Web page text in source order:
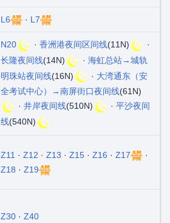
L6 · L7
N20 · 香洲港夜间区间线(11N)
·
长隆夜间线(14N) · 海虹总站→城轨
明珠站夜间线(16N) · 大湾通东（安
全考试中心）→南屏街口夜间线(61N)
· 井岸夜间线(510N) · 平沙夜间
线(540N)
Z11 · Z12 · Z13 · Z15 · Z16 · Z17
·
Z18 · Z19
Z30 · Z40